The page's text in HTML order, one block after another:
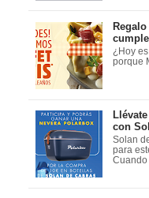
¿Hoy
porque
con
Solan
para
Cuando